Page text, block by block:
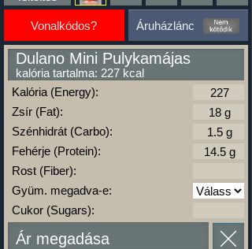
Vonalkódos? Áruházlánc
Dulano Mini Pulykamájas
kalória tartalma: 227 kcal
Kalória (Energy):
Zsír (Fat):
Szénhidrát (Carbo):
Fehérje (Protein):
Rost (Fiber):
Gyüm. megadva-e:
Cukor (Sugars):
Ár megadása